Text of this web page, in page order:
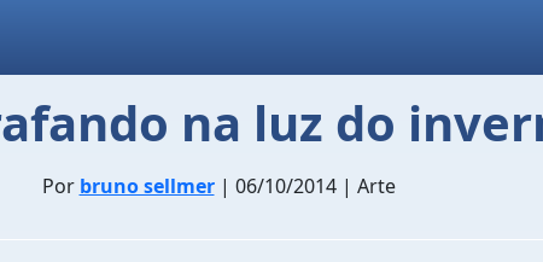
na luz do
Por bruno sellmer| 06/10/2014 | Arte